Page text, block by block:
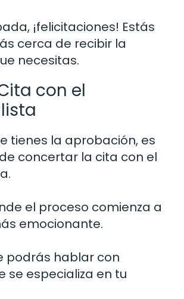
¡felicitaciones! Estás
cerca de recibir la
necesitas.
con el
tienes la aprobación, es
concertar la cita con el
el proceso comienza a
emocionante.
podrás hablar con
se especializa en tu